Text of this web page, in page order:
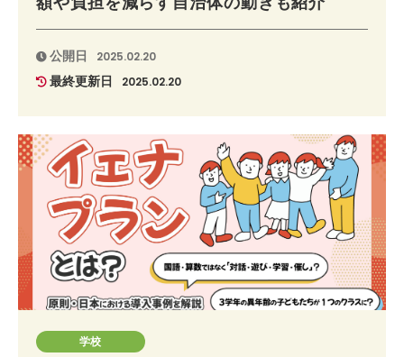
公開日 2025.02.20
最終更新日 2025.02.20
学校